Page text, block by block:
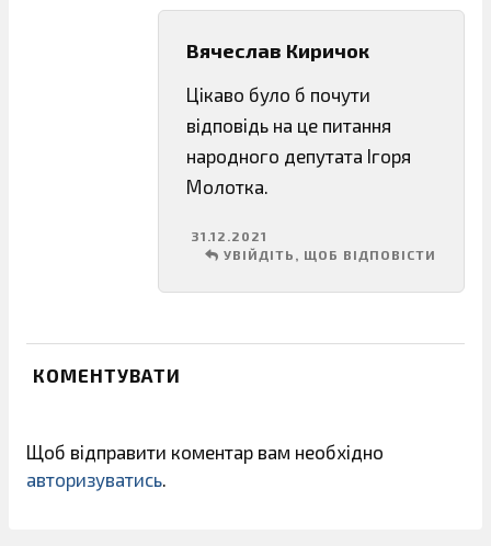
Вячеслав Киричок
Цікаво було б почути
відповідь на це питання
народного депутата Ігоря
Молотка.
31.12.2021
УВІЙДІТЬ, ЩОБ ВІДПОВІСТИ
КОМЕНТУВАТИ
Щоб відправити коментар вам необхідно
авторизуватись.